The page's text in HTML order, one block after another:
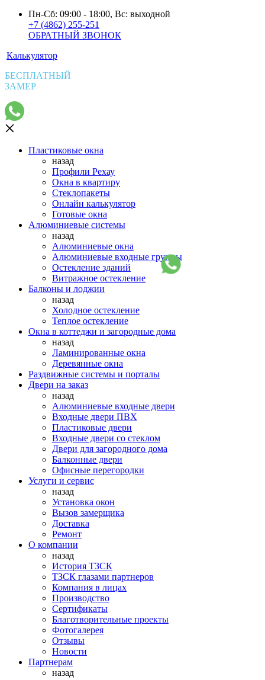
Пн-Сб: 09:00 - 18:00, Вс: выходной
+7 (4862) 255-251
ОБРАТНЫЙ ЗВОНОК
Калькулятор
БЕСПЛАТНЫЙ
ЗАМЕР
Пластиковые окна
назад
Профили Рехау
Окна в квартиру
Стеклопакеты
Онлайн калькулятор
Готовые окна
Алюминиевые системы
назад
Алюминиевые окна
Алюминиевые входные группы
Остекление зданий
Витражное остекление
Балконы и лоджии
назад
Холодное остекление
Теплое остекление
Окна в коттеджи и загородные дома
назад
Ламинированные окна
Деревянные окна
Раздвижные системы и порталы
Двери на заказ
назад
Алюминиевые входные двери
Входные двери ПВХ
Пластиковые двери
Входные двери со стеклом
Двери для загородного дома
Балконные двери
Офисные перегородки
Услуги и сервис
назад
Установка окон
Вызов замерщика
Доставка
Ремонт
О компании
назад
История ТЗСК
ТЗСК глазами партнеров
Компания в лицах
Производство
Сертификаты
Благотворительные проекты
Фотогалерея
Отзывы
Новости
Партнерам
назад